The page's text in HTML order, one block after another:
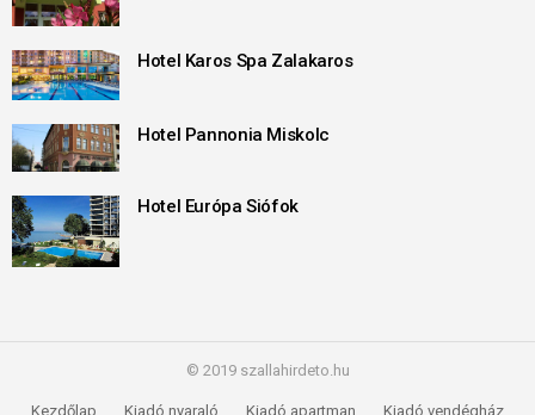
Hotel Karos Spa Zalakaros
Hotel Pannonia Miskolc
Hotel Európa Siófok
© 2019 szallahirdeto.hu
Kezdőlap Kiadó nyaraló Kiadó apartman Kiadó vendégház